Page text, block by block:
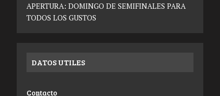
APERTURA: DOMINGO DE SEMIFINALES PARA
TODOS LOS GUSTOS
DATOS UTILES
Contacto